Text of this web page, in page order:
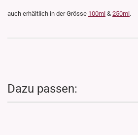
auch erhältlich in der Grösse 100ml & 250ml .
Dazu passen: